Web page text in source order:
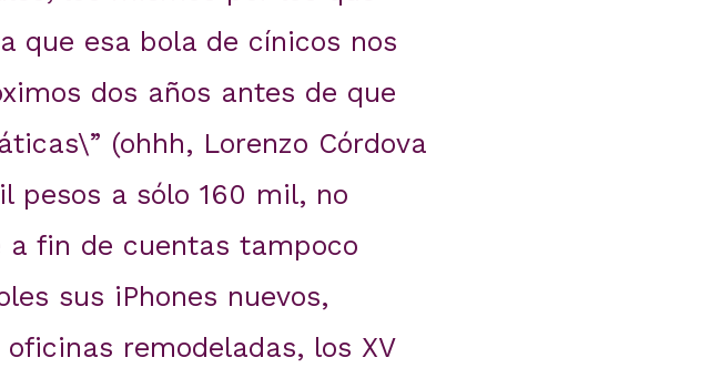
que esa bola de cínicos nos
dos años antes de que
(ohhh, Lorenzo Córdova
pesos a sólo 160 mil, no
a fin de cuentas tampoco
sus iPhones nuevos,
remodeladas, los XV